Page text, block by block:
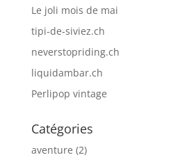
Le joli mois de mai
tipi-de-siviez.ch
neverstopriding.ch
liquidambar.ch
Perlipop vintage
Catégories
aventure (2)